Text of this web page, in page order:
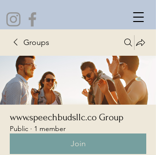
Groups
www.speechbudsllc.co Group
Public · 1 member
Join